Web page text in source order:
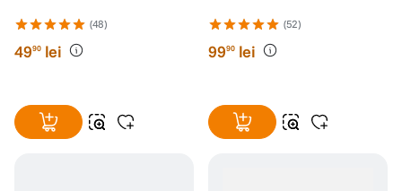
(48)
4990 lei
(52)
9990 lei